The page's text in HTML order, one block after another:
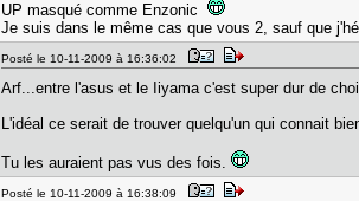
UP masqué comme Enzonic
Je suis dans le même cas que vous 2, sauf que
Posté le 10-11-2009 à 16:36:02
Arf...entre l'asus et le Iiyama c'est super dur de
L'idéal ce serait de trouver quelqu'un qui connait
Tu les auraient pas vus des fois.
Posté le 10-11-2009 à 16:38:09